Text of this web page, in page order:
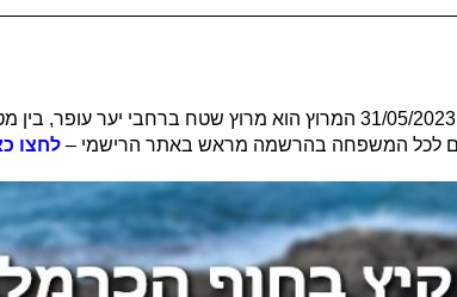
הנה זה קורה בפעם השלישית שיתקיים מרוץ הבננה בתאריך 31/05/2023
לחצו